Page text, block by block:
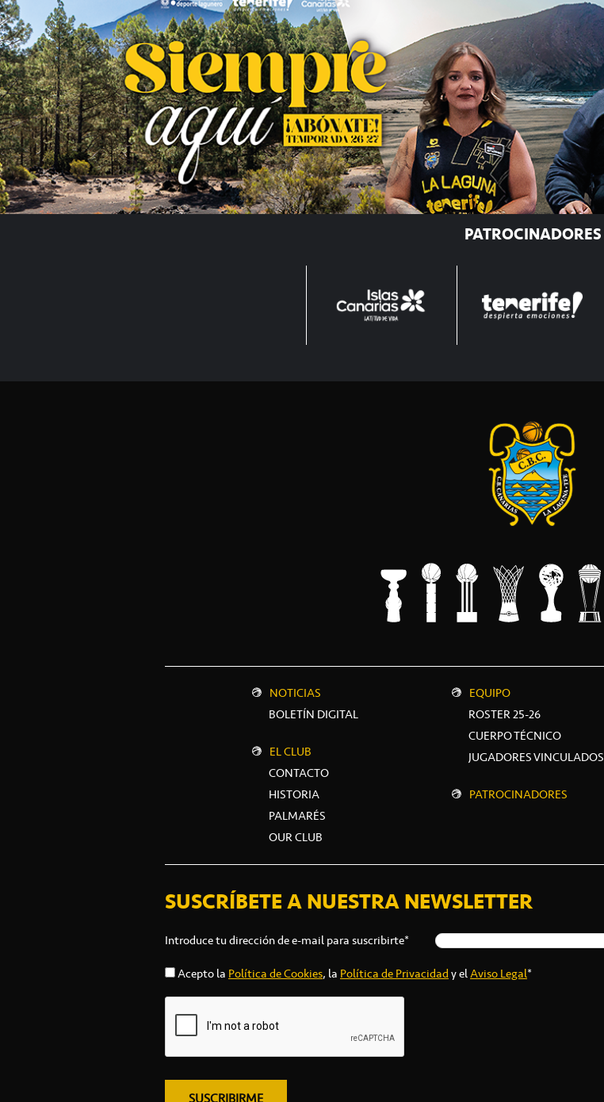
PATROCINADORES
NOTICIAS
BOLETÍN DIGITAL
EL CLUB
CONTACTO
HISTORIA
PALMARÉS
OUR CLUB
EQUIPO
ROSTER 25-26
CUERPO TÉCNICO
JUGADORES VINCULADOS
PATROCINADORES
SUSCRÍBETE A NUESTRA NEWSLETTER
Introduce tu dirección de e-mail para suscribirte*
Acepto la Política de Cookies, la Política de Privacidady elAviso Legal*